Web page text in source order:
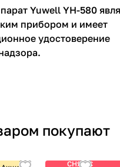
Yuwell YH-580
прибором и имеет
удостоверение
покупают
СНЯТ С